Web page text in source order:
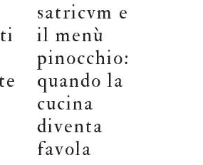
satricvm e
il menù
pinocchio:
quando la
cucina
diventa
favola